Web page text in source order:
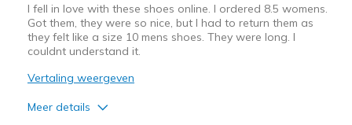
I fell in love with these shoes online. I ordered 8.5 womens.
Got them, they were so nice, but I had to return them as
they felt like a size 10 mens shoes. They were long. I
couldnt understand it.
Vertaling weergeven
Meer details